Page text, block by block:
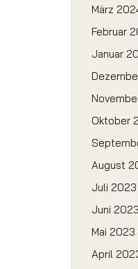
März
Februar
Januar
Oktober
August
Juli 2023
Juni 2023
Mai 2023
April